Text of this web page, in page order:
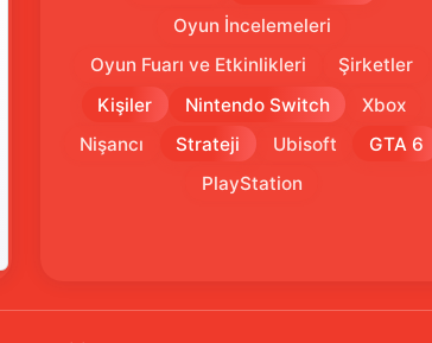
Oyun İncelemeleri
Oyun Fuarı ve Etkinlikleri
Şirketler
Kişiler
Nintendo Switch
Xbox
Nişancı
Strateji Ubisoft
GTA 6
PlayStation